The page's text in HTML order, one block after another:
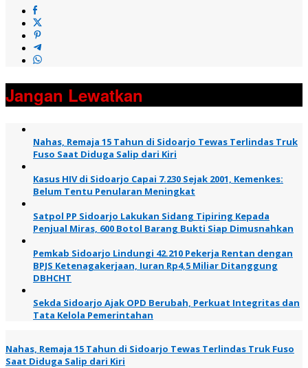
Jangan Lewatkan
Nahas, Remaja 15 Tahun di Sidoarjo Tewas Terlindas Truk
Fuso Saat Diduga Salip dari Kiri
Kasus HIV di Sidoarjo Capai 7.230 Sejak 2001, Kemenkes:
Belum Tentu Penularan Meningkat
Satpol PP Sidoarjo Lakukan Sidang Tipiring Kepada
Penjual Miras, 600 Botol Barang Bukti Siap Dimusnahkan
Pemkab Sidoarjo Lindungi 42.210 Pekerja Rentan dengan
BPJS Ketenagakerjaan, Iuran Rp4,5 Miliar Ditanggung
DBHCHT
Sekda Sidoarjo Ajak OPD Berubah, Perkuat Integritas dan
Tata Kelola Pemerintahan
Nahas, Remaja 15 Tahun di Sidoarjo Tewas Terlindas Truk Fuso
Saat Diduga Salip dari Kiri